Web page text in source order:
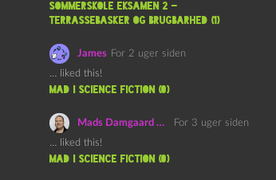
Sommerskole Eksamen 2 –
Terrassebasker og Brugbarhed (1)
James For 2 uger siden
… liked this!
mad i science fiction (0)
Mads Damgaard Mortensen (Å)
For 3 uger siden
… liked this!
mad i science fiction (0)